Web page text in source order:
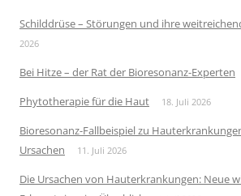
Schilddrüse – Störungen und ihre
2026
Bei Hitze – der Rat der Bioresonanz-Experten
Phytotherapie für die Haut 18. Juli 2026
Bioresonanz-Fallbeispiel zu
Ursachen
11. Juli 2026
Die Ursachen von Hauterkrankungen: Neue